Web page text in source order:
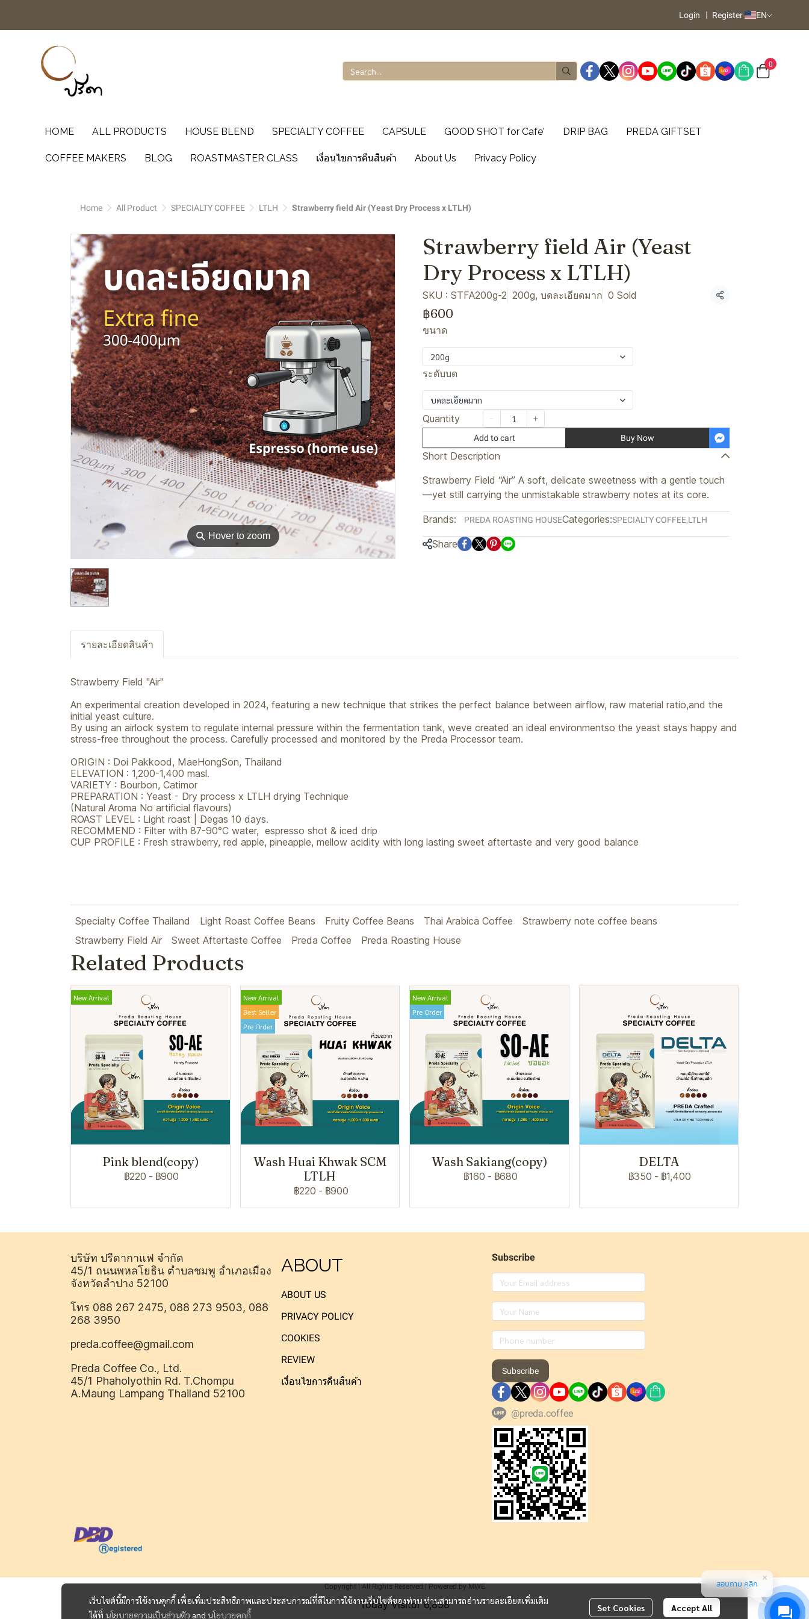
Login Register EN
0
HOME ALL PRODUCTS HOUSE BLEND SPECIALTY COFFEE CAPSULE GOOD SHOT for Cafe' DRIP BAG PREDA GIFTSET
COFFEE MAKERS BLOG ROASTMASTER CLASS เงื่อนไขการคืนสินค้า About Us Privacy Policy
Home All Product SPECIALTY COFFEE LTLH Strawberry field Air (Yeast Dry Process x LTLH)
⚲ Hover to zoom
Strawberry field Air (Yeast
Dry Process x LTLH)
SKU : STFA200g-2 200g, บดละเอียดมาก 0 Sold Share
฿600
ขนาด
200g
ระดับบด
บดละเอียดมาก
Quantity
Add to cart Buy Now
Short Description
Strawberry Field “Air” A soft, delicate sweetness with a gentle touch
—yet still carrying the unmistakable strawberry notes at its core.
Brands: PREDA ROASTING HOUSECategories:SPECIALTY COFFEE,LTLH
Share
รายละเอียดสินค้า
Strawberry Field "Air"
An experimental creation developed in 2024, featuring a new technique that strikes the perfect balance between airflow, raw material ratio,and the
initial yeast culture.
By using an airlock system to regulate internal pressure within the fermentation tank, weve created an ideal environmentso the yeast stays happy and
stress-free throughout the process. Carefully processed and monitored by the Preda Processor team.
ORIGIN : Doi Pakkood, MaeHongSon, Thailand
ELEVATION : 1,200-1,400 masl.
VARIETY : Bourbon, Catimor
PREPARATION : Yeast - Dry process x LTLH drying Technique
(Natural Aroma No artificial flavours)
ROAST LEVEL : Light roast | Degas 10 days.
RECOMMEND : Filter with 87-90°C water, espresso shot & iced drip
CUP PROFILE : Fresh strawberry, red apple, pineapple, mellow acidity with long lasting sweet aftertaste and very good balance
Specialty Coffee Thailand Light Roast Coffee Beans Fruity Coffee Beans Thai Arabica Coffee
Strawberry note coffee beans
Strawberry Field Air
Sweet Aftertaste Coffee Preda Coffee Preda Roasting House
Related Products
New Arrival
Pink blend(copy)
฿220 - ฿900
New Arrival
Best Seller
Pre Order
Wash Huai Khwak SCM
LTLH
฿220 - ฿900
New Arrival
Pre Order
Wash Sakiang(copy)
฿160 - ฿680
DELTA
฿350 - ฿1,400
เว็บไซต์นี้มีการใช้งานคุกกี้ เพื่อเพิ่มประสิทธิภาพและประสบการณ์ที่ดีในการใช้งานเว็บไซต์ของท่าน ท่านสามารถอ่านรายละเอียดเพิ่มเติม
ได้ที่ นโยบายความเป็นส่วนตัว and นโยบายคุกกี้
Set Cookies Accept All
บริษัท ปรีดากาแฟ จำกัด
45/1 ถนนพหลโยธิน ตำบลชมพู อำเภอเมือง
จังหวัดลำปาง 52100
โทร 088 267 2475, 088 273 9503, 088
268 3950
preda.coffee@gmail.com
Preda Coffee Co., Ltd.
45/1 Phaholyothin Rd. T.Chompu
A.Maung Lampang Thailand 52100
ABOUT
ABOUT US
PRIVACY POLICY
COOKIES
REVIEW
เงื่อนไขการคืนสินค้า
Subscribe
Subscribe
@preda.coffee
Copyright | All Rights Reserved | Powered by MWE
Today Visitor 6,858
สอบถาม คลิก